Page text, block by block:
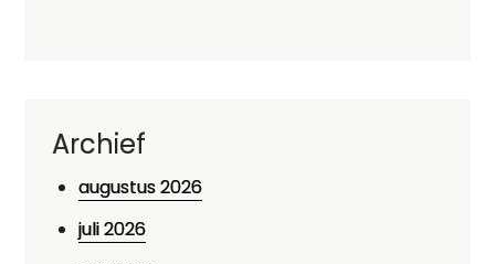
Archief
augustus 2026
juli 2026